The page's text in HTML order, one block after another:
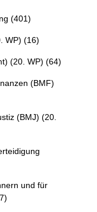
(401)
WP) (16)
(20. WP) (64)
(BMF)
(BMJ) (20.
und für